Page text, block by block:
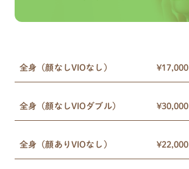
全身（顔なしVIOなし） ¥17,000
全身（顔なしVIOダブル） ¥30,000
全身（顔ありVIOなし） ¥22,000